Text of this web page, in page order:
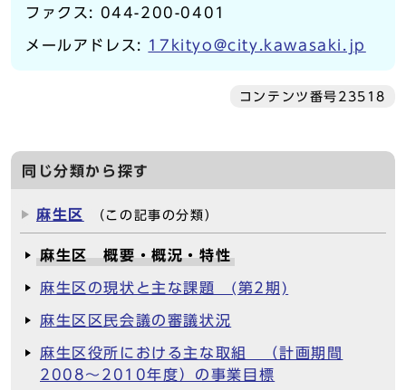
ファクス: 044-200-0401
メールアドレス: 17kityo@city.kawasaki.jp
コンテンツ番号23518
同じ分類から探す
麻生区 （この記事の分類）
麻生区 概要・概況・特性
麻生区の現状と主な課題 (第2期)
麻生区区民会議の審議状況
麻生区役所における主な取組 （計画期間
2008～2010年度）の事業目標